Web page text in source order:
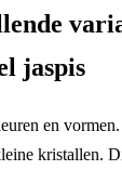
jaspis
en
kristallen.